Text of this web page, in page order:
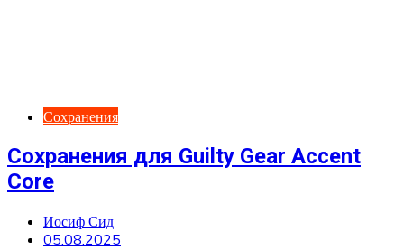
Сохранения
Сохранения для Guilty Gear Accent
Core
Иосиф Сид
05.08.2025